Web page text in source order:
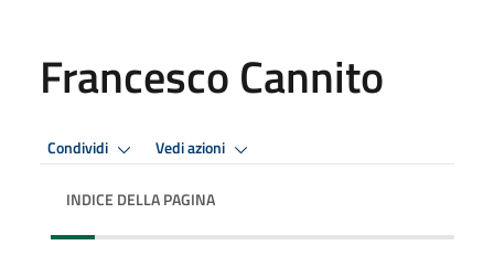
Francesco Cannito
Condividi Vedi azioni
INDICE DELLA PAGINA